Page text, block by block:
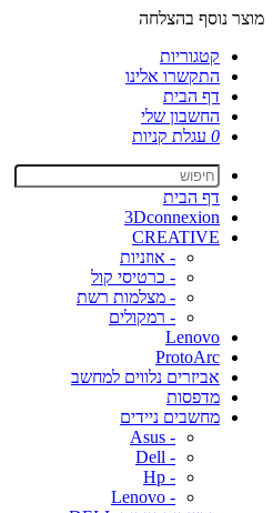
מוצר נוסף בהצלחה
קטגוריות
התקשרו אלינו
דף הבית
החשבון שלי
0 עגלת קניות
דף הבית
3Dconnexion
CREATIVE
- אוזניות
- כרטיסי קול
- מצלמות רשת
- רמקולים
Lenovo
ProtoArc
אביזרים נלווים למחשב
מדפסות
מחשבים ניידים
- Asus
- Dell
- Hp
- Lenovo